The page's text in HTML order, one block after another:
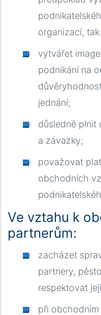
organizací,
vytvářet
podnikání na
jednání;
důsledně plnit
a závazky;
považovat
obchodních
Ve vztahu k
partnerům:
zacházet
partnery,
respektovat
při